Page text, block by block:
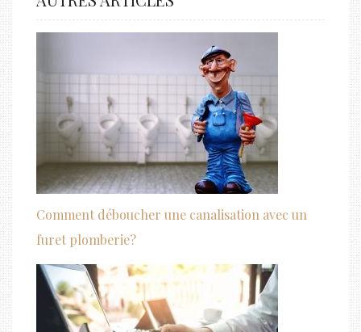
Comment déboucher une canalisation avec un
furet plomberie?